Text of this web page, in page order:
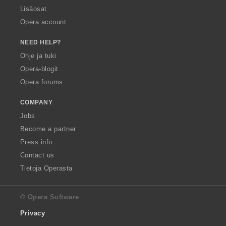
Lisäosat
Opera account
NEED HELP?
Ohje ja tuki
Opera-blogit
Opera forums
COMPANY
Jobs
Become a partner
Press info
Contact us
Tietoja Operasta
© Opera Software
Privacy